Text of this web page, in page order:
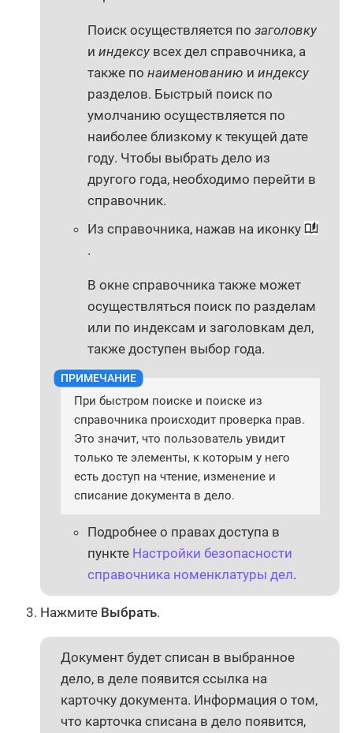
Поиск осуществляется по заголовку
и индексувсех дел справочника, а
также по наименованию и индексу
разделов. Быстрый поиск по
умолчанию осуществляется по
наиболее близкому к текущей дате
году. Чтобы выбрать дело из
другого года, необходимо перейти в
справочник.
Из справочника, нажав на иконку
.
В окне справочника также может
осуществляться поиск по разделам
или по индексам и заголовкам дел,
также доступен выбор года.
При быстром поиске и поиске из
справочника происходит проверка прав.
Это значит, что пользователь увидит
только те элементы, к которым у него
есть доступ на чтение, изменение и
списание документа в дело.
Подробнее о правах доступа в
пункте Настройки безопасности
справочника номенклатуры дел.
Нажмите Выбрать.
Документ будет списан в выбранное
дело, в деле появится ссылка на
карточку документа. Информация о том,
что карточка списана в дело появится,